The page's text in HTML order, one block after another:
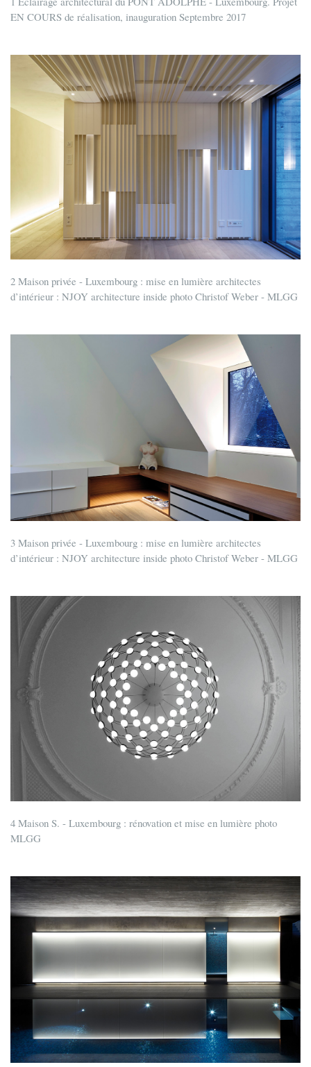
EN COURS de réalisation, inauguration Septembre 2017
2 Maison privée - Luxembourg : mise en lumière architectes
d’intérieur : NJOY architecture inside photo Christof Weber - MLGG
3 Maison privée - Luxembourg : mise en lumière architectes
d’intérieur : NJOY architecture inside photo Christof Weber - MLGG
4 Maison S. - Luxembourg : rénovation et mise en lumière photo
MLGG